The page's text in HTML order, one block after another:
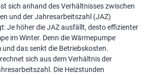
sich anhand des Verhältnisses zwischen
und der Jahresarbeitszahl (JAZ)
Je höher die JAZ ausfällt, desto effizienter
im Winter. Denn die Wärmepumpe
das senkt die Betriebskosten.
sich aus dem Verhältnis der
Die Heizstunden